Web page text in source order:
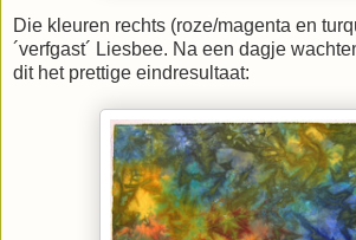
Die kleuren rechts (roze/magenta en
´verfgast´ Liesbee. Na een dagje
dit het prettige eindresultaat: